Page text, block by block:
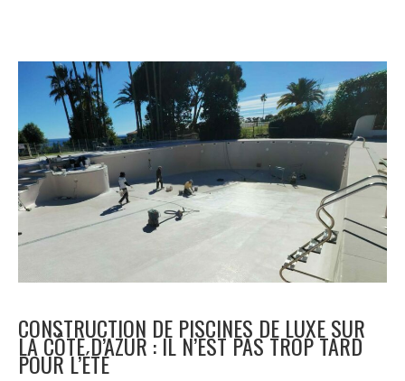
CONSTRUCTION DE PISCINES DE LUXE SUR
LA CÔTE D’AZUR : IL N’EST PAS TROP TARD
POUR L’ÉTÉ